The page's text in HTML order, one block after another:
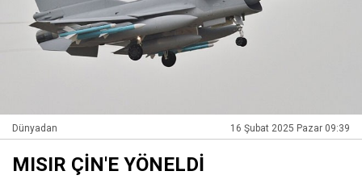
Dünyadan 16 Şubat 2025 Pazar 09:39
MISIR ÇİN'E YÖNELDİ